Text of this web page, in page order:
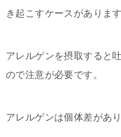
き起こすケースがあります
アレルゲンを摂取すると
ので注意が必要です。
アレルゲンは個体差があ